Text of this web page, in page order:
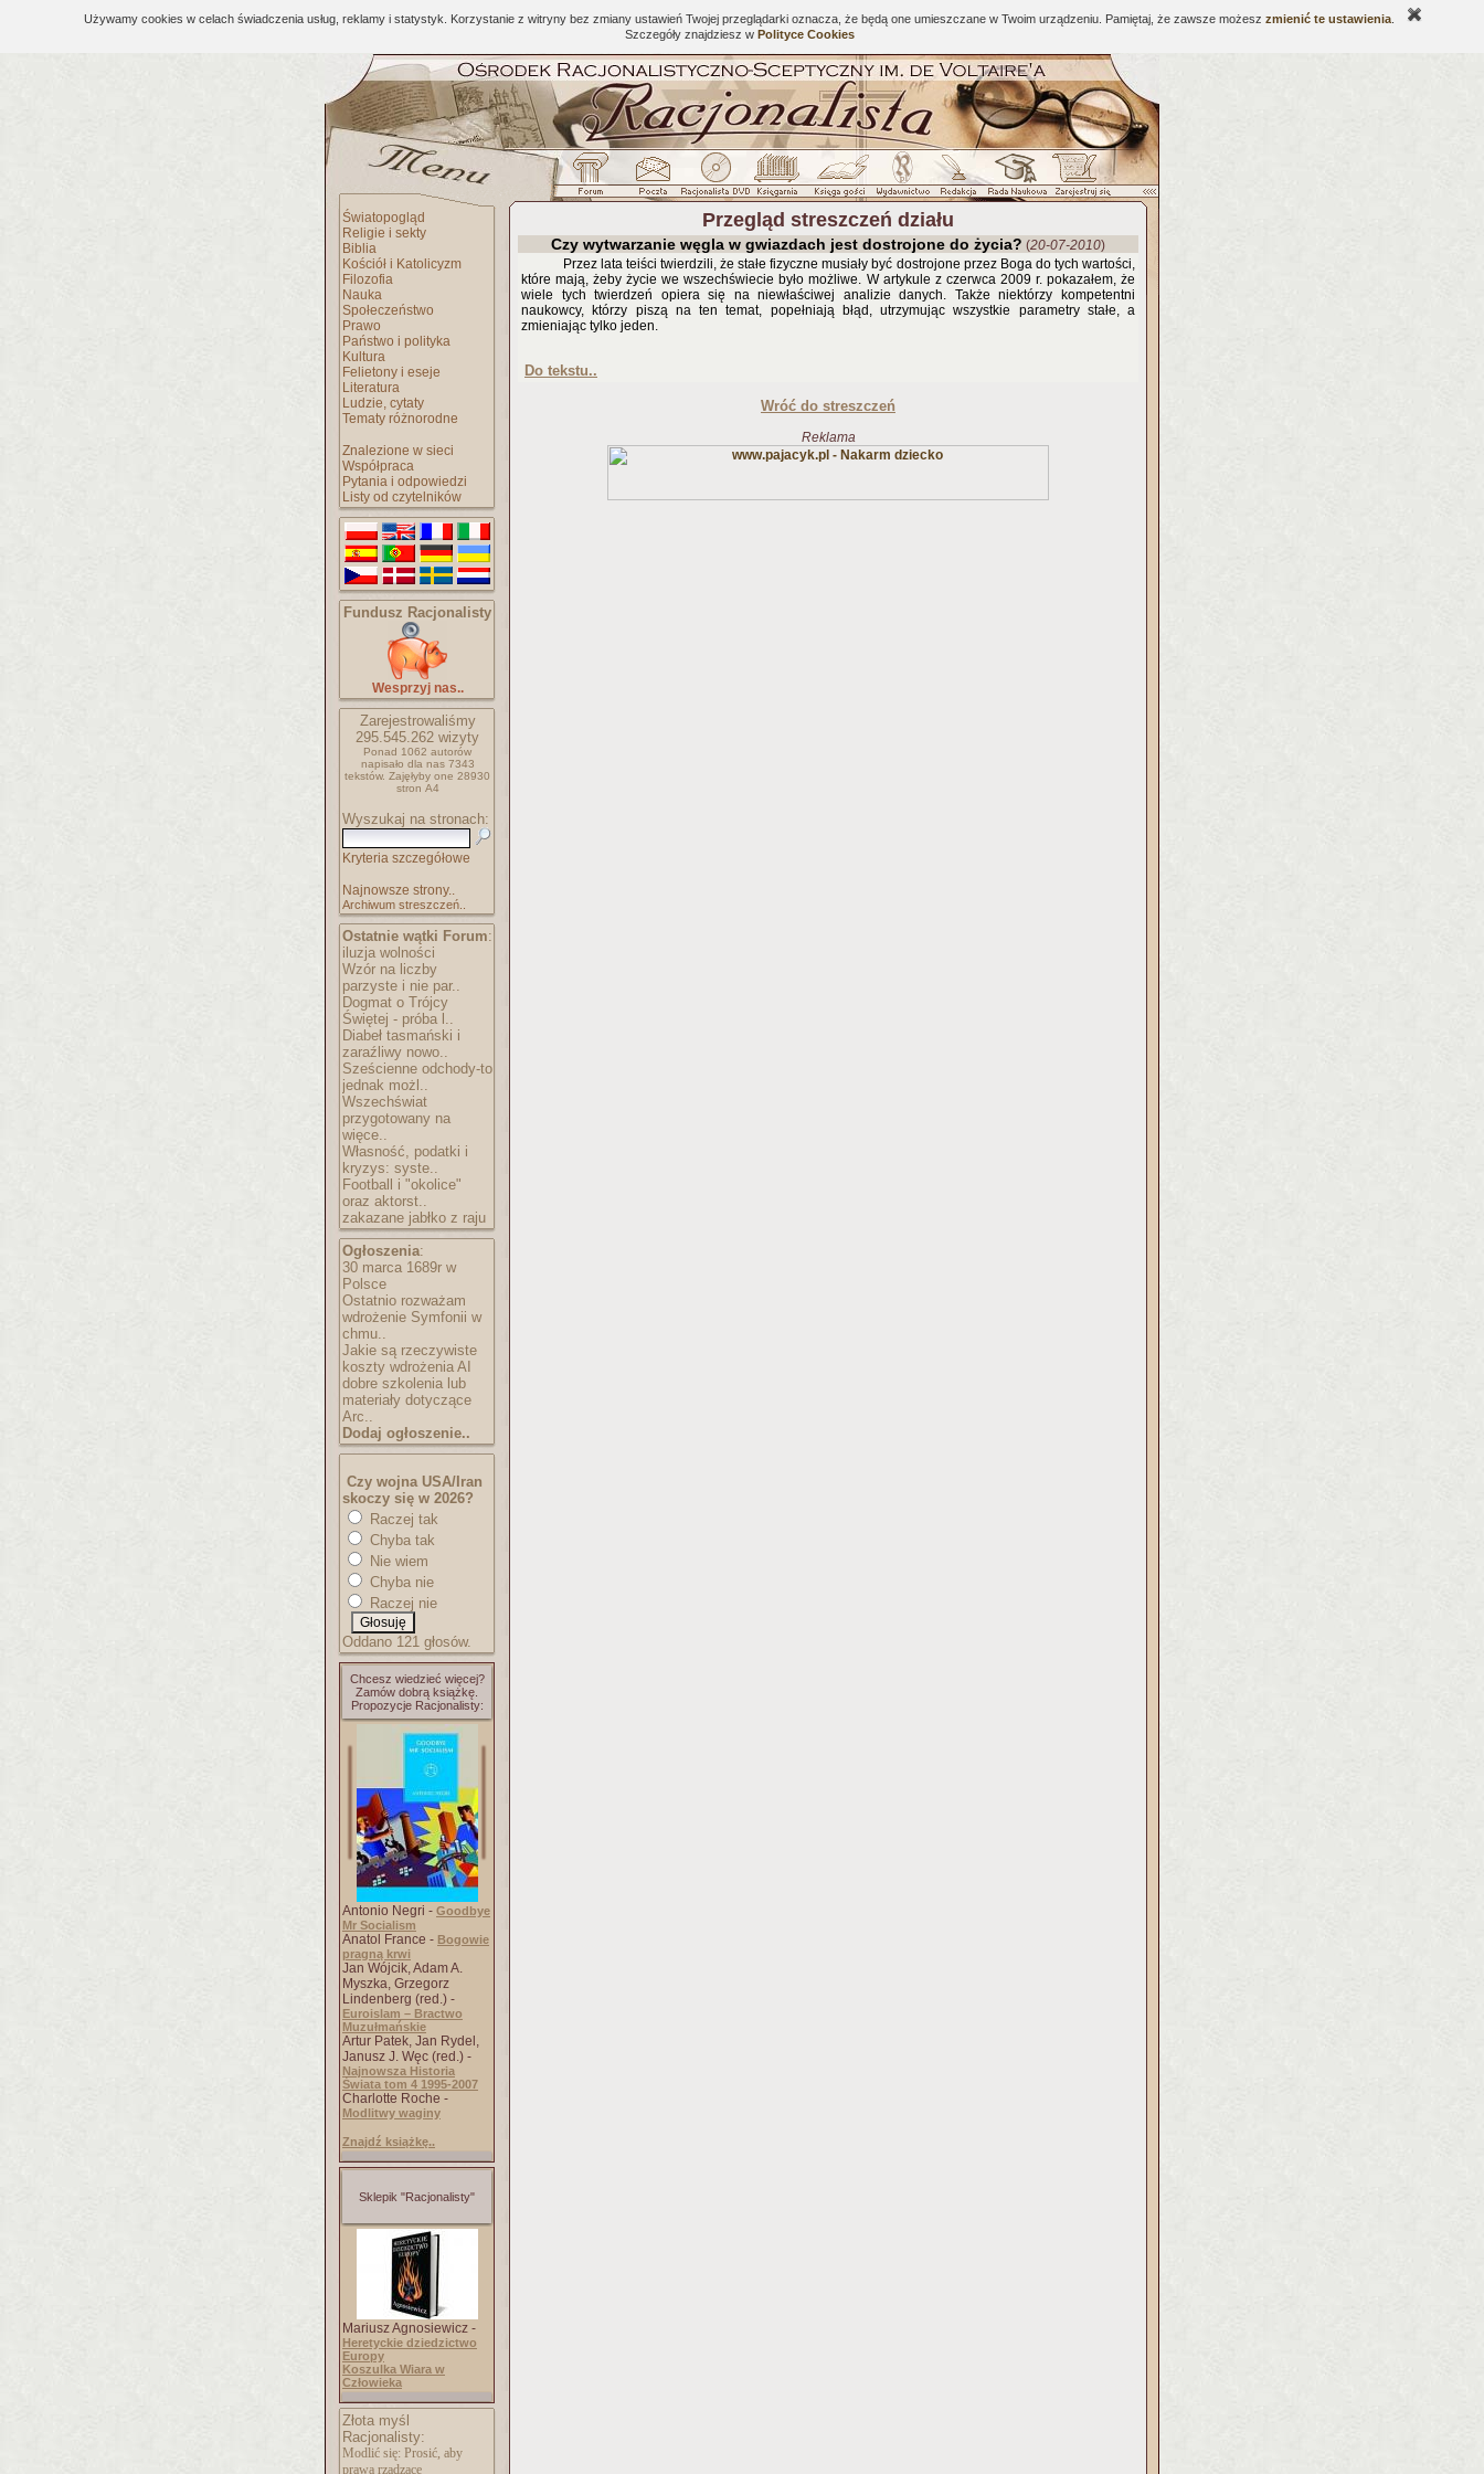
Używamy cookies w celach świadczenia usług, reklamy i statystyk. Korzystanie z witryny bez zmiany ustawień Twojej przeglądarki oznacza, że będą one umieszczane w Twoim urządzeniu. Pamiętaj, że zawsze możesz zmienić te ustawienia
Szczegóły znajdziesz w Polityce Cookies
Światopogląd
Religie i sekty
Biblia
Kościół i Katolicyzm
Filozofia
Nauka
Społeczeństwo
Prawo
Państwo i polityka
Kultura
Felietony i eseje
Literatura
Ludzie, cytaty
Tematy różnorodne
Znalezione w sieci
Współpraca
Pytania i odpowiedzi
Listy od czytelników
Fundusz Racjonalisty
Wesprzyj nas..
Zarejestrowaliśmy
295.545.262 wizyty
Ponad 1062 autorów
napisało dla nas 7343
tekstów. Zajęłyby one 28930
stron A4
Wyszukaj na stronach:
Kryteria szczegółowe
Najnowsze strony..
Archiwum streszczeń..
Ostatnie wątki Forum:
iluzja wolności
Wzór na liczby
parzyste i nie par..
Dogmat o Trójcy
Świętej - próba l..
Diabeł tasmański i
zaraźliwy nowo..
Sześcienne odchody-to
jednak możl..
Wszechświat
przygotowany na
więce..
Własność, podatki i
kryzys: syste..
Football i "okolice"
oraz aktorst..
zakazane jabłko z raju
Ogłoszenia:
30 marca 1689r w
Polsce
Ostatnio rozważam
wdrożenie Symfonii w
chmu..
Jakie są rzeczywiste
koszty wdrożenia AI
dobre szkolenia lub
materiały dotyczące
Arc..
Dodaj ogłoszenie..
Czy wojna USA/Iran
skoczy się w 2026?
Raczej tak
Chyba tak
Nie wiem
Chyba nie
Raczej nie
Oddano 121 głosów.
Chcesz wiedzieć więcej?
Zamów dobrą książkę.
Propozycje Racjonalisty:
Antonio Negri - Goodbye
Mr Socialism
Anatol France - Bogowie
pragną krwi
Jan Wójcik, Adam A.
Myszka, Grzegorz
Lindenberg (red.) -
Euroislam – Bractwo
Muzułmańskie
Artur Patek, Jan Rydel,
Janusz J. Węc (red.) -
Najnowsza Historia
Świata tom 4 1995-2007
Charlotte Roche -
Modlitwy waginy
Znajdź książkę..
Sklepik "Racjonalisty"
Mariusz Agnosiewicz -
Heretyckie dziedzictwo
Europy
Koszulka Wiara w
Człowieka
Złota myśl
Racjonalisty:
Modlić się: Prosić, aby
prawa rządzące
Przegląd streszczeń działu
Czy wytwarzanie węgla w gwiazdach jest dostrojone do życia? (20-07-2010)
Przez lata teiści twierdzili, że stałe fizyczne musiały być dostrojone przez Boga do tych wartości,
które mają, żeby życie we wszechświecie było możliwe. W artykule z czerwca 2009 r. pokazałem, że
wiele tych twierdzeń opiera się na niewłaściwej analizie danych. Także niektórzy kompetentni
naukowcy, którzy piszą na ten temat, popełniają błąd, utrzymując wszystkie parametry stałe, a
zmieniając tylko jeden.
Do tekstu..
Wróć do streszczeń
Reklama